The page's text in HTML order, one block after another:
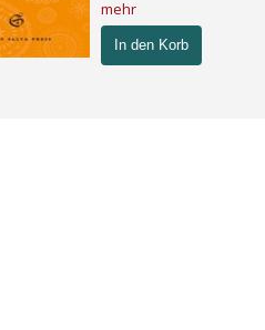
mehr
In den Korb